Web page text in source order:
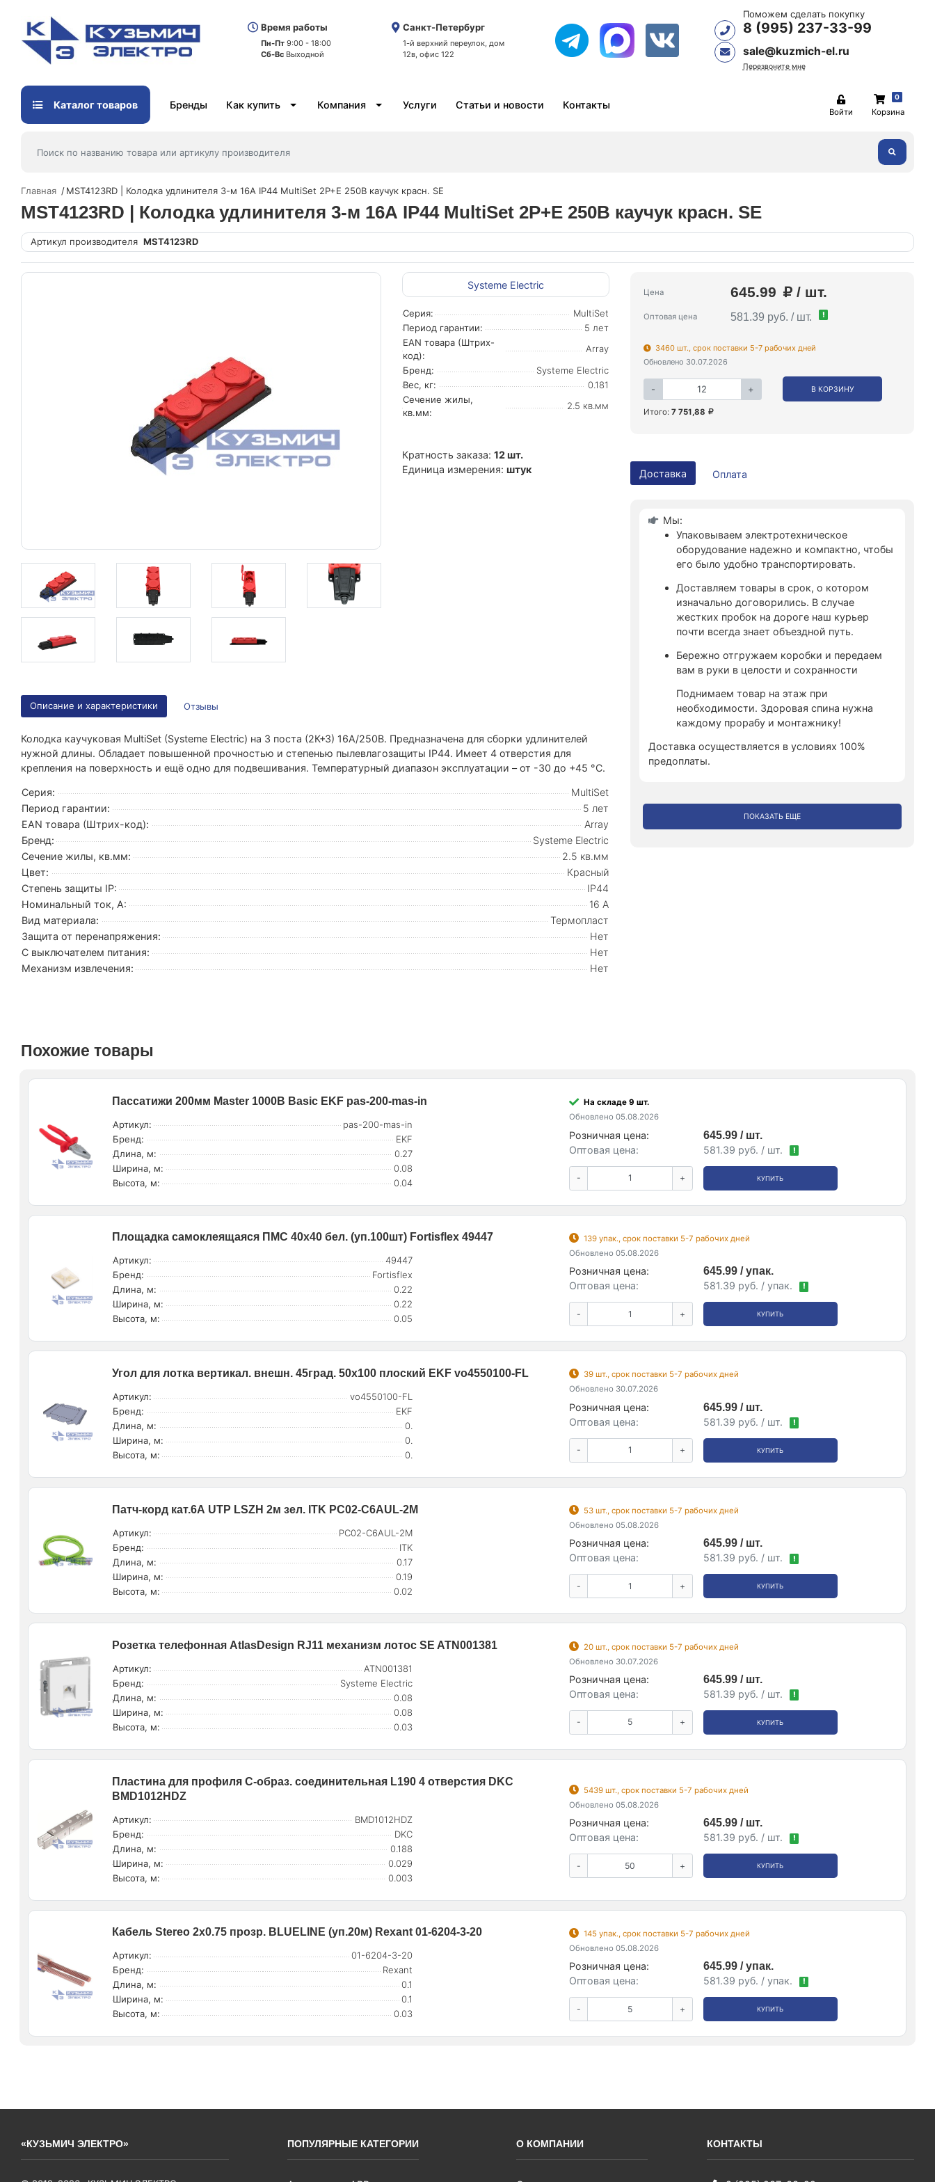
Время работы
Пн-Пт 9:00 - 18:00
Сб-Вс Выходной
Санкт-Петербург
1-й верхний переулок, дом
12в, офис 122
Поможем сделать покупку
8 (995) 237-33-99
sale@kuzmich-el.ru
Перезвоните мне
Каталог товаров Бренды Как купить Компания Услуги Статьи и новости Контакты
Войти
0
Корзина
Главная MST4123RD | Колодка удлинителя 3-м 16А IP44 MultiSet 2P+E 250В каучук красн. SE
MST4123RD | Колодка удлинителя 3-м 16А IP44 MultiSet 2P+E 250В каучук красн. SE
Артикул производителя MST4123RD
Systeme Electric
Серия:
MultiSet
Период гарантии:
5 лет
EAN товара (Штрих-
код):
Array
Бренд:
Systeme Electric
Вес, кг:
0.181
Сечение жилы,
кв.мм:
2.5 кв.мм
Кратность заказа: 12 шт.
Единица измерения: штук
Цена 645.99 / шт.
Оптовая цена 581.39 руб. / шт. !
3460 шт., срок поставки 5-7 рабочих дней
Обновлено 30.07.2026
- + В КОРЗИНУ
Итого: 7 751,88
Доставка Оплата
Мы:
Упаковываем электротехническое
оборудование надежно и компактно, чтобы
его было удобно транспортировать.
Доставляем товары в срок, о котором
изначально договорились. В случае
жестких пробок на дороге наш курьер
почти всегда знает объездной путь.
Бережно отгружаем коробки и передаем
вам в руки в целости и сохранности
Поднимаем товар на этаж при
необходимости. Здоровая спина нужна
каждому прорабу и монтажнику!
Доставка осуществляется в условиях 100%
предоплаты.
ПОКАЗАТЬ ЕЩЕ
Описание и характеристики Отзывы
Колодка каучуковая MultiSet (Systeme Electric) на 3 поста (2К+З) 16А/250В. Предназначена для сборки удлинителей
нужной длины. Обладает повышенной прочностью и степенью пылевлагозащиты IP44. Имеет 4 отверстия для
крепления на поверхность и ещё одно для подвешивания. Температурный диапазон эксплуатации – от -30 до +45 °С.
Серия:
MultiSet
Период гарантии:
5 лет
EAN товара (Штрих-код):
Array
Бренд:
Systeme Electric
Сечение жилы, кв.мм:
2.5 кв.мм
Цвет:
Красный
Степень защиты IP:
IP44
Номинальный ток, А:
16 А
Вид материала:
Термопласт
Защита от перенапряжения:
Нет
С выключателем питания:
Нет
Механизм извлечения:
Нет
Похожие товары
Пассатижи 200мм Master 1000В Basic EKF pas-200-mas-in
Артикул:
pas-200-mas-in
Бренд:
EKF
Длина, м:
0.27
Ширина, м:
0.08
Высота, м:
0.04
На складе 9 шт.
Обновлено 05.08.2026
Розничная цена:
645.99 / шт.
Оптовая цена:
581.39 руб. / шт. !
- + КУПИТЬ
Площадка самоклеящаяся ПМС 40х40 бел. (уп.100шт) Fortisflex 49447
Артикул:
49447
Бренд:
Fortisflex
Длина, м:
0.22
Ширина, м:
0.22
Высота, м:
0.05
139 упак., срок поставки 5-7 рабочих дней
Обновлено 05.08.2026
Розничная цена:
645.99 / упак.
Оптовая цена:
581.39 руб. / упак. !
- + КУПИТЬ
Угол для лотка вертикал. внешн. 45град. 50х100 плоский EKF vo4550100-FL
Артикул:
vo4550100-FL
Бренд:
EKF
Длина, м:
0.
Ширина, м:
0.
Высота, м:
0.
39 шт., срок поставки 5-7 рабочих дней
Обновлено 30.07.2026
Розничная цена:
645.99 / шт.
Оптовая цена:
581.39 руб. / шт. !
- + КУПИТЬ
Патч-корд кат.6А UTP LSZH 2м зел. ITK PC02-C6AUL-2M
Артикул:
PC02-C6AUL-2M
Бренд:
ITK
Длина, м:
0.17
Ширина, м:
0.19
Высота, м:
0.02
53 шт., срок поставки 5-7 рабочих дней
Обновлено 05.08.2026
Розничная цена:
645.99 / шт.
Оптовая цена:
581.39 руб. / шт. !
- + КУПИТЬ
Розетка телефонная AtlasDesign RJ11 механизм лотос SE ATN001381
Артикул:
ATN001381
Бренд:
Systeme Electric
Длина, м:
0.08
Ширина, м:
0.08
Высота, м:
0.03
20 шт., срок поставки 5-7 рабочих дней
Обновлено 30.07.2026
Розничная цена:
645.99 / шт.
Оптовая цена:
581.39 руб. / шт. !
- + КУПИТЬ
Пластина для профиля С-образ. соединительная L190 4 отверстия DKC
BMD1012HDZ
Артикул:
BMD1012HDZ
Бренд:
DKC
Длина, м:
0.188
Ширина, м:
0.029
Высота, м:
0.003
5439 шт., срок поставки 5-7 рабочих дней
Обновлено 05.08.2026
Розничная цена:
645.99 / шт.
Оптовая цена:
581.39 руб. / шт. !
- + КУПИТЬ
Кабель Stereo 2х0.75 прозр. BLUELINE (уп.20м) Rexant 01-6204-3-20
Артикул:
01-6204-3-20
Бренд:
Rexant
Длина, м:
0.1
Ширина, м:
0.1
Высота, м:
0.03
145 упак., срок поставки 5-7 рабочих дней
Обновлено 05.08.2026
Розничная цена:
645.99 / упак.
Оптовая цена:
581.39 руб. / упак. !
- + КУПИТЬ
«КУЗЬМИЧ ЭЛЕКТРО» ПОПУЛЯРНЫЕ КАТЕГОРИИ О КОМПАНИИ КОНТАКТЫ